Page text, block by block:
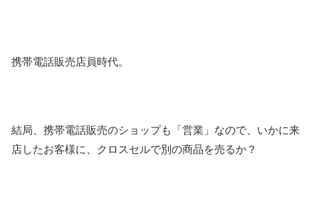
携帯電話販売店員時代。
結局、携帯電話販売のショップも「営業」なので、いかに来
店したお客様に、クロスセルで別の商品を売るか？